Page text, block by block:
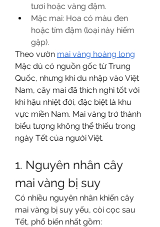
tươi hoặc vàng đậm.
Mặc mai: Hoa có màu đen
hoặc tím đậm (loại này hiếm
gặp).
Theo vườn mai vàng hoàng long
Mặc dù có nguồn gốc từ Trung
Quốc, nhưng khi du nhập vào Việt
Nam, cây mai đã thích nghi tốt với
khí hậu nhiệt đới, đặc biệt là khu
vực miền Nam. Mai vàng trở thành
biểu tượng không thể thiếu trong
ngày Tết của người Việt.
1. Nguyên nhân cây
mai vàng bị suy
Có nhiều nguyên nhân khiến cây
mai vàng bị suy yếu, còi cọc sau
Tết, phổ biến nhất gồm: